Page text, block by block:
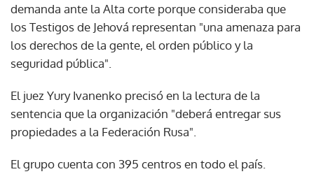
demanda ante la Alta corte porque consideraba que
los Testigos de Jehová representan "una amenaza para
los derechos de la gente, el orden público y la
seguridad pública".
El juez Yury Ivanenko precisó en la lectura de la
sentencia que la organización "deberá entregar sus
propiedades a la Federación Rusa".
El grupo cuenta con 395 centros en todo el país.